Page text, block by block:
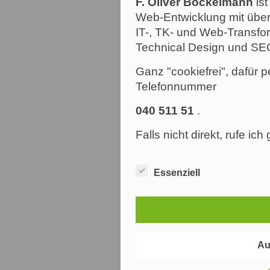
Web-Entwicklung mit
IT-, TK- und Web-
Technical Design und
Ganz "cookiefrei", dafür
Telefonnummer
040 511 51 .
Falls nicht direkt, rufe ich
Essenziell